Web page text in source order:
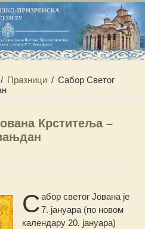
/ Празници / Сабор Светог
Крститеља –
Сабор светог Јована је
7. јануара (по новом
календару 20. јануара)